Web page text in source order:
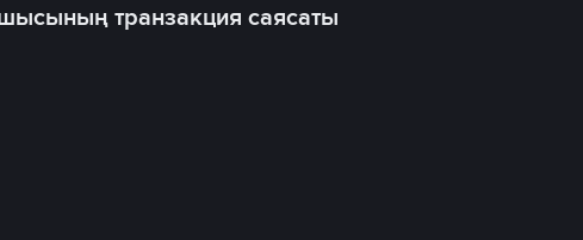
транзакция саясаты